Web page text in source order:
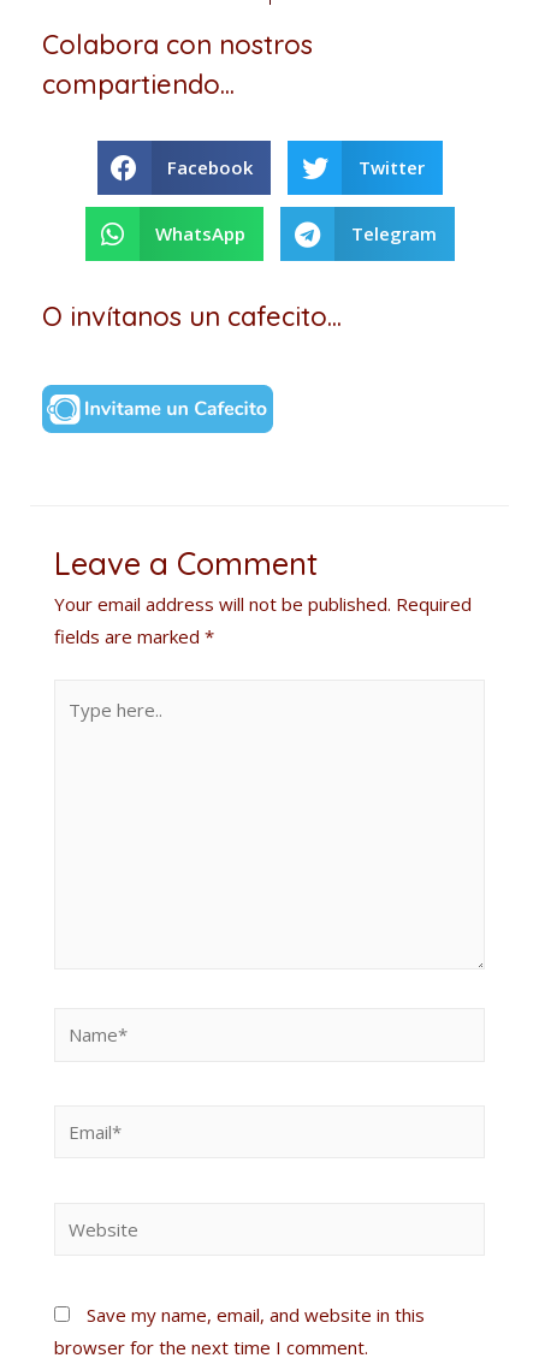
Colabora con nostros
compartiendo...
Facebook Twitter
WhatsApp Telegram
O invítanos un cafecito...
Leave a Comment
Your email address will not be published. Required
fields are marked *
Save my name, email, and website in this
browser for the next time I comment.